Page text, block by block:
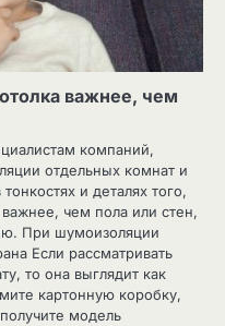
важнее, чем
компаний,
отдельных комнат и
и деталях того,
чем пола или стен,
При шумоизоляции
Если рассматривать
то она выглядит как
картонную коробку,
модель